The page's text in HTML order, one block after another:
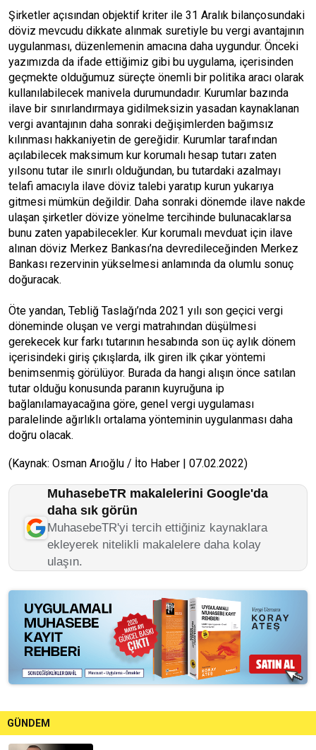
Şirketler açısından objektif kriter ile 31 Aralık bilançosundaki
döviz mevcudu dikkate alınmak suretiyle bu vergi avantajının
uygulanması, düzenlemenin amacına daha uygundur. Önceki
yazımızda da ifade ettiğimiz gibi bu uygulama, içerisinden
geçmekte olduğumuz süreçte önemli bir politika aracı olarak
kullanılabilecek manivela durumundadır. Kurumlar bazında
ilave bir sınırlandırmaya gidilmeksizin yasadan kaynaklanan
vergi avantajının daha sonraki değişimlerden bağımsız
kılınması hakkaniyetin de gereğidir. Kurumlar tarafından
açılabilecek maksimum kur korumalı hesap tutarı zaten
yılsonu tutar ile sınırlı olduğundan, bu tutardaki azalmayı
telafi amacıyla ilave döviz talebi yaratıp kurun yukarıya
gitmesi mümkün değildir. Daha sonraki dönemde ilave nakde
ulaşan şirketler dövize yönelme tercihinde bulunacaklarsa
bunu zaten yapabilecekler. Kur korumalı mevduat için ilave
alınan döviz Merkez Bankası’na devredileceğinden Merkez
Bankası rezervinin yükselmesi anlamında da olumlu sonuç
doğuracak.
Öte yandan, Tebliğ Taslağı’nda 2021 yılı son geçici vergi
döneminde oluşan ve vergi matrahından düşülmesi
gerekecek kur farkı tutarının hesabında son üç aylık dönem
içerisindeki giriş çıkışlarda, ilk giren ilk çıkar yöntemi
benimsenmiş görülüyor. Burada da hangi alışın önce satılan
tutar olduğu konusunda paranın kuyruğuna ip
bağlanılamayacağına göre, genel vergi uygulaması
paralelinde ağırlıklı ortalama yönteminin uygulanması daha
doğru olacak.
(Kaynak: Osman Arıoğlu / İto Haber | 07.02.2022)
MuhasebeTR makalelerini Google'da
daha sık görün
MuhasebeTR'yi tercih ettiğiniz kaynaklara
ekleyerek nitelikli makalelere daha kolay
ulaşın.
GÜNDEM